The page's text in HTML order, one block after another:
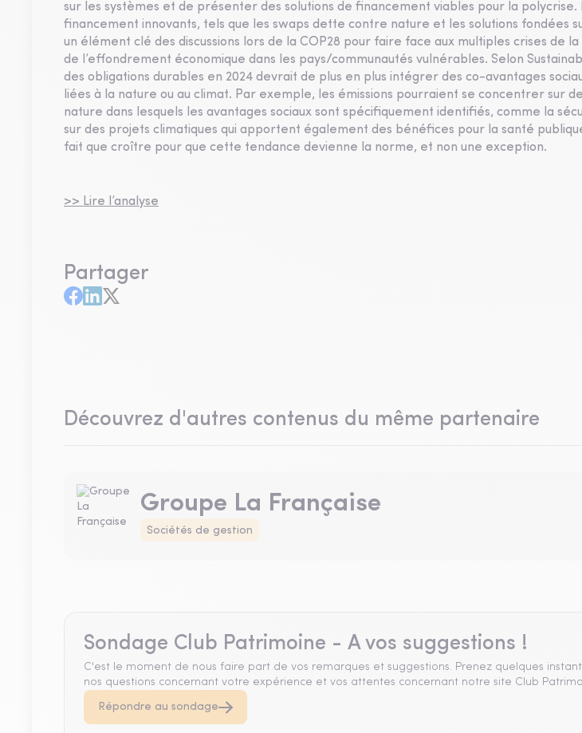
sur les systèmes et de présenter des solutions de financement viables pour la polycrise.
financement innovants, tels que les swaps dette contre nature et les solutions fondées
un élément clé des discussions lors de la COP28 pour faire face aux multiples crises de
de l’effondrement économique dans les pays/communautés vulnérables. Selon
des obligations durables en 2024 devrait de plus en plus intégrer des co-avantages
liées à la nature ou au climat. Par exemple, les émissions pourraient se concentrer sur
nature dans lesquels les avantages sociaux sont spécifiquement identifiés, comme la
sur des projets climatiques qui apportent également des bénéfices pour la santé
fait que croître pour que cette tendance devienne la norme, et non une exception.
>> Lire l’analyse
Partager
Découvrez d'autres contenus du même partenaire
Groupe La Française
Sociétés de gestion
Sondage Club Patrimoine - A vos suggestions !
C'est le moment de nous faire part de vos remarques et suggestions. Prenez quelques
nos questions concernant votre expérience et vos attentes concernant notre site Club
Répondre au sondage